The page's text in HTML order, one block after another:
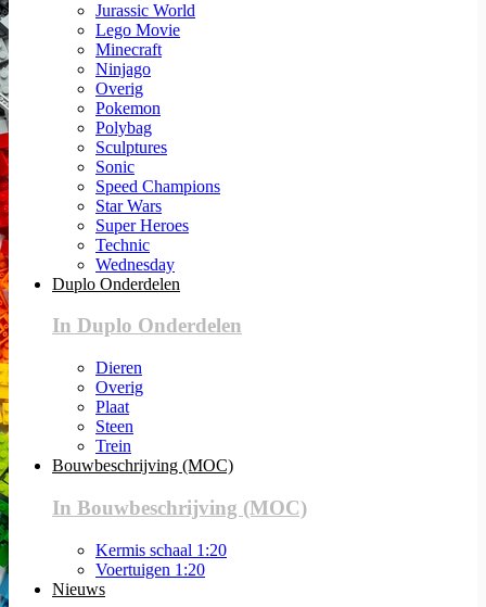
Jurassic World
Lego Movie
Minecraft
Ninjago
Overig
Pokemon
Polybag
Sculptures
Sonic
Speed Champions
Star Wars
Super Heroes
Technic
Wednesday
Duplo Onderdelen
In Duplo Onderdelen
Dieren
Overig
Plaat
Steen
Trein
Bouwbeschrijving (MOC)
In Bouwbeschrijving (MOC)
Kermis schaal 1:20
Voertuigen 1:20
Nieuws